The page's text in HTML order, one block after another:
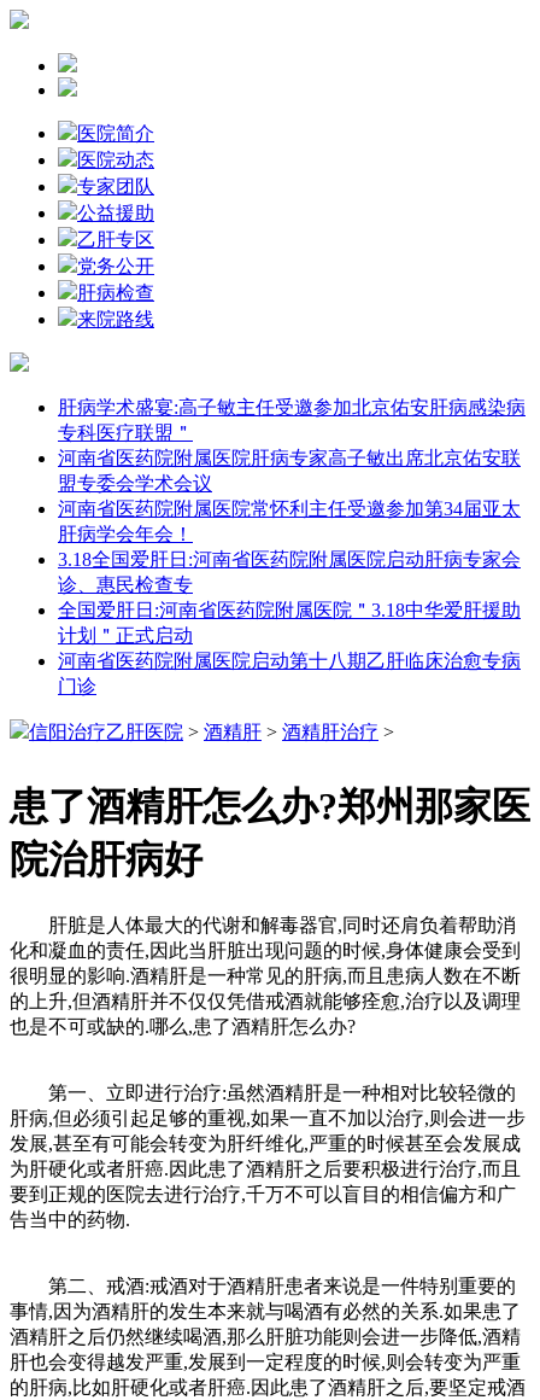
医院简介
医院动态
专家团队
公益援助
乙肝专区
党务公开
肝病检查
来院路线
肝病学术盛宴:高子敏主任受邀参加北京佑安肝病感染病
专科医疗联盟＂
河南省医药院附属医院肝病专家高子敏出席北京佑安联
盟专委会学术会议
河南省医药院附属医院常怀利主任受邀参加第34届亚太
肝病学会年会！
3.18全国爱肝日:河南省医药院附属医院启动肝病专家会
诊、惠民检查专
全国爱肝日:河南省医药院附属医院＂3.18中华爱肝援助
计划＂正式启动
河南省医药院附属医院启动第十八期乙肝临床治愈专病
门诊
信阳治疗乙肝医院 > 酒精肝 > 酒精肝治疗 >
患了酒精肝怎么办?郑州那家医
院治肝病好
肝脏是人体最大的代谢和解毒器官,同时还肩负着帮助消
化和凝血的责任,因此当肝脏出现问题的时候,身体健康会受到
很明显的影响.酒精肝是一种常见的肝病,而且患病人数在不断
的上升,但酒精肝并不仅仅凭借戒酒就能够痊愈,治疗以及调理
也是不可或缺的.哪么,患了酒精肝怎么办?
第一、立即进行治疗:虽然酒精肝是一种相对比较轻微的
肝病,但必须引起足够的重视,如果一直不加以治疗,则会进一步
发展,甚至有可能会转变为肝纤维化,严重的时候甚至会发展成
为肝硬化或者肝癌.因此患了酒精肝之后要积极进行治疗,而且
要到正规的医院去进行治疗,千万不可以盲目的相信偏方和广
告当中的药物.
第二、戒酒:戒酒对于酒精肝患者来说是一件特别重要的
事情,因为酒精肝的发生本来就与喝酒有必然的关系.如果患了
酒精肝之后仍然继续喝酒,那么肝脏功能则会进一步降低,酒精
肝也会变得越发严重,发展到一定程度的时候,则会转变为严重
的肝病,比如肝硬化或者肝癌.因此患了酒精肝之后,要坚定戒酒